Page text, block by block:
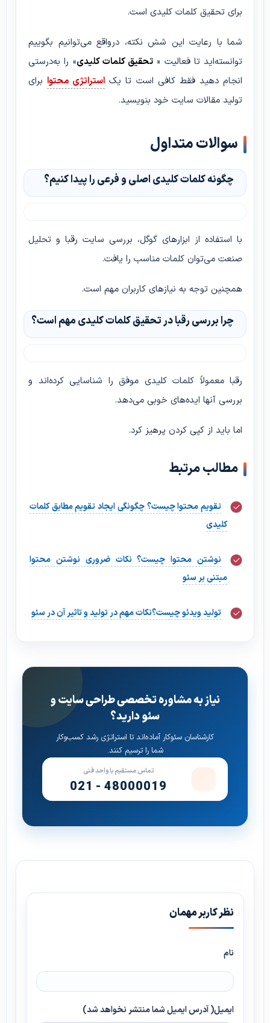
برای تحقیق کلمات کلیدی است.
شما با رعایت این شش نکته، درواقع می‌توانیم بگوییم
توانسته‌اید تا فعالیت « تحقیق کلمات کلیدی» را به‌درستی
انجام دهید فقط کافی است تا یک استراتژی محتوابرای
تولید مقالات سایت خود بنویسید.
سوالات متداول
چگونه کلمات کلیدی اصلی و فرعی را پیدا کنیم؟
با استفاده از ابزارهای گوگل، بررسی سایت رقبا و تحلیل
صنعت می‌توان کلمات مناسب را یافت.
همچنین توجه به نیازهای کاربران مهم است.
چرا بررسی رقبا در تحقیق کلمات کلیدی مهم است؟
رقبا معمولاً کلمات کلیدی موفق را شناسایی کرده‌اند و
بررسی آنها ایده‌های خوبی می‌دهد.
اما باید از کپی کردن پرهیز کرد.
مطالب مرتبط
تقویم محتوا چیست؟ چگونگی ایجاد تقویم مطابق کلمات
کلیدی
نوشتن محتوا چیست؟ نکات ضروری نوشتن محتوا
مبتنی بر سئو
تولید ویدئو چیست؟نکات مهم در تولید و تاثیر آن در سئو
نیاز به مشاوره تخصصی طراحی سایت و
سئو دارید؟
کارشناسان سئوکار آماده‌اند تا استراتژی رشد کسب‌وکار
شما را ترسیم کنند.
تماس مستقیم با واحد فنی
021 - 48000019
نظر کاربر مهمان
نام
ایمیل( آدرس ایمیل شما منتشر نخواهد شد)